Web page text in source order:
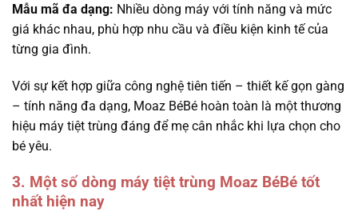
Mẫu mã đa dạng: Nhiều dòng máy với tính năng và mức
giá khác nhau, phù hợp nhu cầu và điều kiện kinh tế của
từng gia đình.
Với sự kết hợp giữa công nghệ tiên tiến – thiết kế gọn gàng
– tính năng đa dạng, Moaz BéBé hoàn toàn là một thương
hiệu máy tiệt trùng đáng để mẹ cân nhắc khi lựa chọn cho
bé yêu.
3. Một số dòng máy tiệt trùng Moaz BéBé tốt
nhất hiện nay